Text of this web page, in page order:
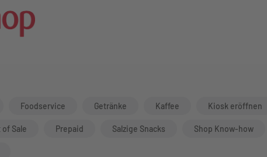
Foodservice Getränke Kaffee Kiosk eröffnen
of Sale Prepaid Salzige Snacks Shop Know-how